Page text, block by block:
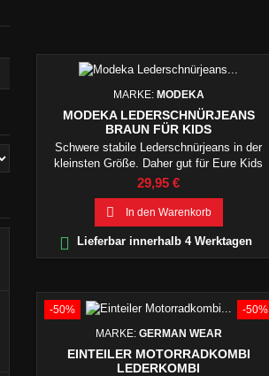
MARKE: MODEKA
MODEKA LEDERSCHNÜRJEANS
BRAUN FÜR KIDS
Schwere stabile Lederschnürjeans in der
kleinsten Größe. Daher gut für Eure Kids
gegeignet!R E S T P O S T E N
Preis
29,95 €
 In den Warenkorb
 Lieferbar innerhalb 4 Werktagen
-50%
-50%
MARKE: GERMAN WEAR
EINTEILER MOTORRADKOMBI
LEDERKOMBI